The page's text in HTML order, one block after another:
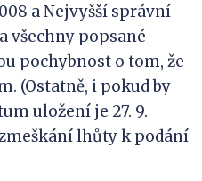
a Nejvyšší správní
všechny popsané
pochybnost o tom, že
(Ostatně, i pokud by
uložení je 27. 9.
lhůty k podání